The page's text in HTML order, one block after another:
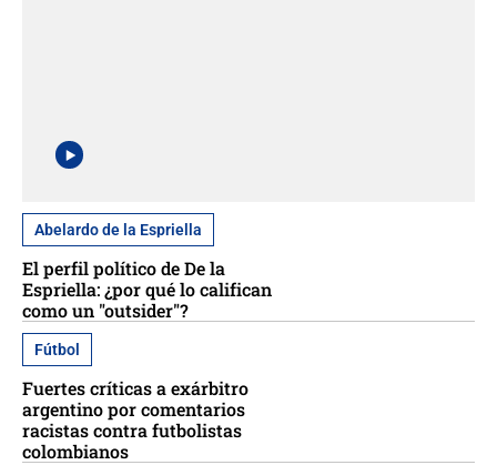
Abelardo de la Espriella
El perfil político de De la
Espriella: ¿por qué lo califican
como un "outsider"?
Fútbol
Fuertes críticas a exárbitro
argentino por comentarios
racistas contra futbolistas
colombianos